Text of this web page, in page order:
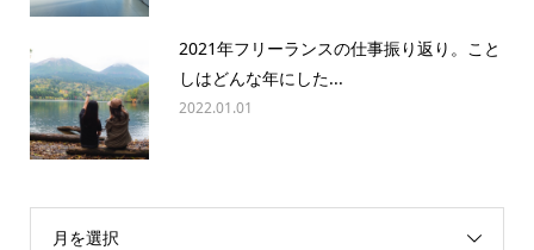
2021年フリーランスの仕事振り返り。こと
しはどんな年にした...
2022.01.01
月を選択